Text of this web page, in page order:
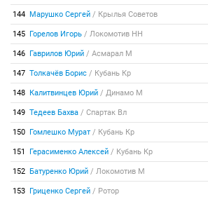
144 Марушко Сергей / Крылья Советов
145 Горелов Игорь / Локомотив НН
146 Гаврилов Юрий / Асмарал М
147 Толкачёв Борис / Кубань Кр
148 Калитвинцев Юрий / Динамо М
149 Тедеев Бахва / Спартак Вл
150 Гомлешко Мурат / Кубань Кр
151 Герасименко Алексей / Кубань Кр
152 Батуренко Юрий / Локомотив М
153 Гриценко Сергей / Ротор